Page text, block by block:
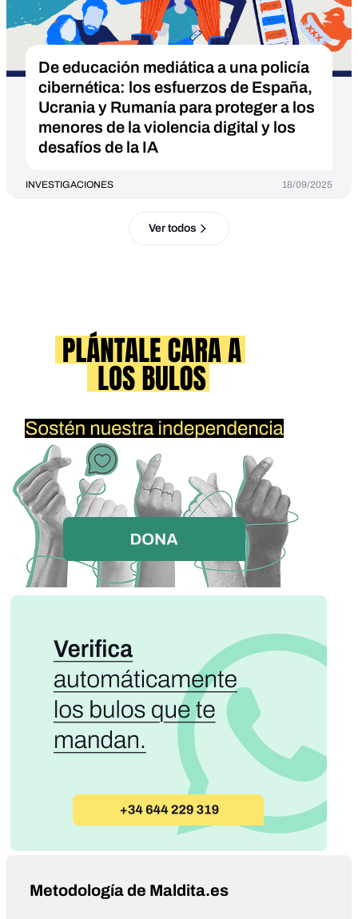
De educación mediática a una policía
cibernética: los esfuerzos de España,
Ucrania y Rumanía para proteger a los
menores de la violencia digital y los
desafíos de la IA
INVESTIGACIONES 18/09/2025
Ver todos
Metodología de Maldita.es